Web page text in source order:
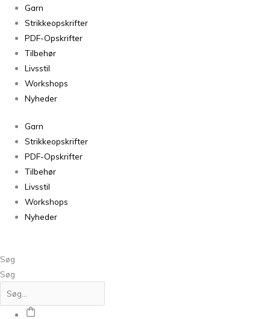
Garn
Strikkeopskrifter
PDF-Opskrifter
Tilbehør
Livsstil
Workshops
Nyheder
Garn
Strikkeopskrifter
PDF-Opskrifter
Tilbehør
Livsstil
Workshops
Nyheder
Søg
Søg
Sunday
Beigmelert
2650
antal